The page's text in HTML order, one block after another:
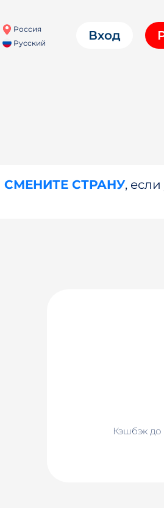
Россия
Русский
Вход
СМЕНИТЕ СТРАНУ, если
Кэшбэк до